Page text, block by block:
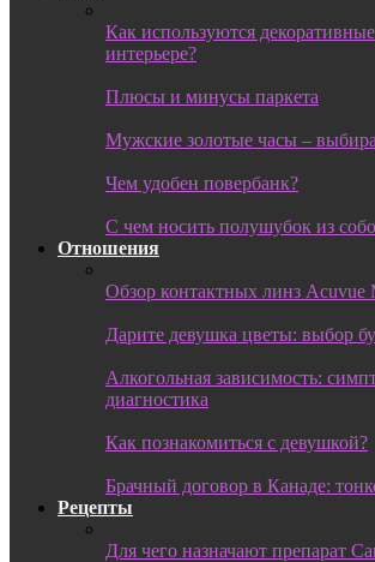
Как используются
интерьере?
Плюсы и минусы паркета
Мужские золотые часы –
Чем удобен повербанк?
С чем носить полушубок из
Отношения
Обзор контактных линз Acuvue
Дарите девушка цветы: выбор
Алкогольная зависимость:
диагностика
Как познакомиться с девушкой?
Брачный договор в Канаде:
Рецепты
Для чего назначают препарат